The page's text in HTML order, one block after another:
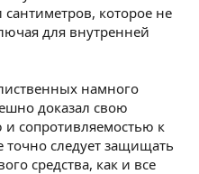
которое не
для внутренней
намного
доказал свою
и сопротивляемостью к
точно следует защищать
средства, как и все